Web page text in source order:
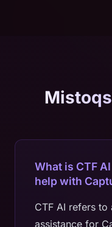
What is CTF
help with
CTF AI refers
assistance for